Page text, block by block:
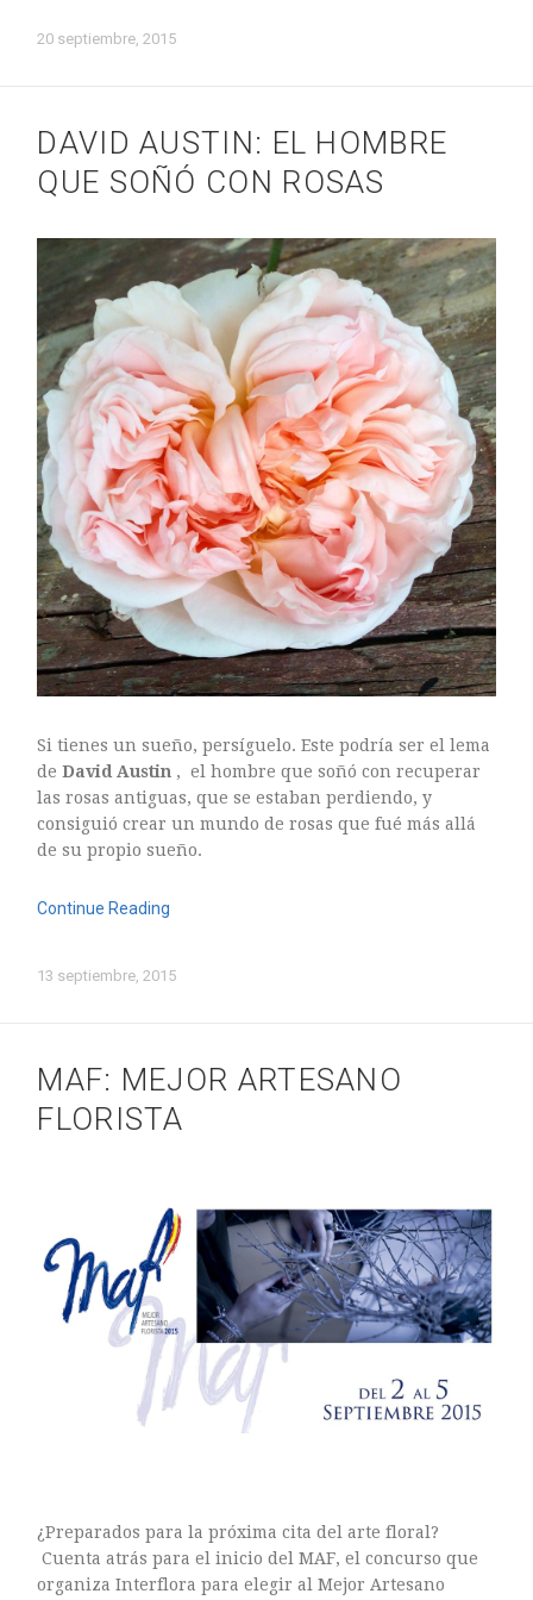
20 septiembre, 2015
DAVID AUSTIN: EL HOMBRE
QUE SOÑÓ CON ROSAS
Si tienes un sueño, persíguelo. Este podría ser el lema
deDavid Austin , el hombre que soñó con recuperar
las rosas antiguas, que se estaban perdiendo, y
consiguió crear un mundo de rosas que fué más allá
de su propio sueño.
Continue Reading
13 septiembre, 2015
MAF: MEJOR ARTESANO
FLORISTA
¿Preparados para la próxima cita del arte floral?
Cuenta atrás para el inicio del MAF, el concurso que
organiza Interflora para elegir al Mejor Artesano